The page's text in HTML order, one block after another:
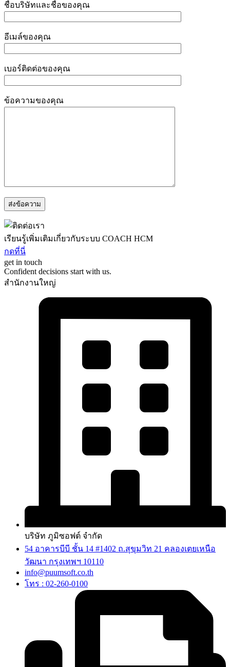
ชื่อบริษัทและชื่อของคุณ
อีเมล์ของคุณ
เบอร์ติดต่อของคุณ
ข้อความของคุณ
เรียนรู้เพิ่มเติมเกี่ยวกับระบบ COACH HCM
กดที่นี่
get in touch
Confident decisions start with us.
สำนักงานใหญ่
บริษัท ภูมิซอฟต์ จำกัด
54 อาคารบีบี ชั้น 14 #1402 ถ.สุขุมวิท 21 คลองเตยเหนือ
วัฒนา กรุงเทพฯ 10110
info@puumsoft.co.th
โทร : 02-260-0100